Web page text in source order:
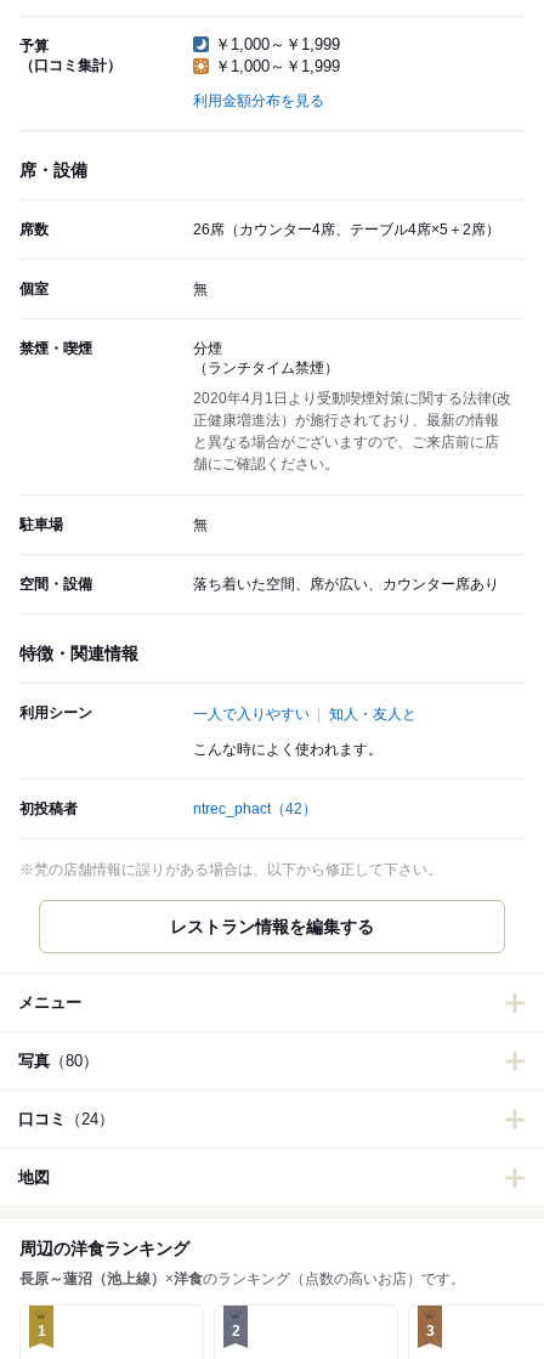
予算
（口コミ集計）
￥1,000～￥1,999
￥1,000～￥1,999
利用金額分布を見る
席・設備
席数 26席（カウンター4席、テーブル4席×5＋2席）
個室 無
禁煙・喫煙
分煙
（ランチタイム禁煙）
2020年4月1日より受動喫煙対策に関する法律(改
正健康増進法）が施行されており、最新の情報
と異なる場合がございますので、ご来店前に店
舗にご確認ください。
駐車場 無
空間・設備 落ち着いた空間、席が広い、カウンター席あり
特徴・関連情報
利用シーン 一人で入りやすい 知人・友人と
こんな時によく使われます。
初投稿者 ntrec_phact（42）
※梵の店舗情報に誤りがある場合は、以下から修正して下さい。
メニュー
写真 （80）
口コミ （24）
地図
周辺の洋食ランキング
長原～蓮沼（池上線） ×洋食のランキング（点数の高いお店）です。
1 2 3